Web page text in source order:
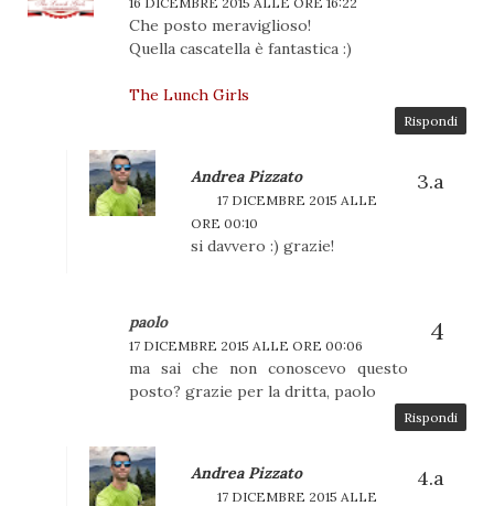
Che posto meraviglioso!
Quella cascatella è fantastica :)
The Lunch Girls
Rispondi
Andrea Pizzato
17 DICEMBRE 2015 ALLE
ORE 00:10
si davvero :) grazie!
paolo
17 DICEMBRE 2015 ALLE ORE 00:06
ma sai che non conoscevo questo
posto? grazie per la dritta, paolo
Rispondi
Andrea Pizzato
17 DICEMBRE 2015 ALLE